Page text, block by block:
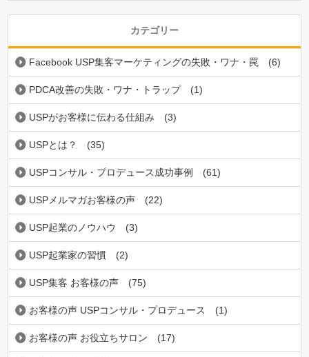
カテゴリー
Facebook USP集客マーケティングの失敗・ワナ・罠 (6)
PDCA改善の失敗・ワナ・トラップ (1)
USPがお客様に伝わる仕組み (3)
USPとは？ (35)
USPコンサル・プロデュース成功事例 (61)
USPメルマガお客様の声 (22)
USP起業のノウハウ (3)
USP起業家の習慣 (2)
USP集客 お客様の声 (75)
お客様の声 USPコンサル・プロデュース (1)
お客様の声 お役立ちサロン (17)